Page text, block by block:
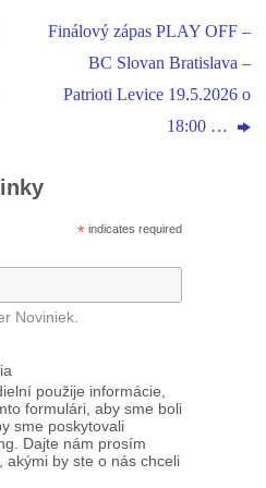
Finálový zápas PLAY OFF –
BC Slovan Bratislava –
Patrioti Levice 19.5.2026 o
18:00 …
* indicates required
Noviniek.
použije informácie,
formulári, aby sme boli
sme poskytovali
Dajte nám prosím
akými by ste o nás chceli